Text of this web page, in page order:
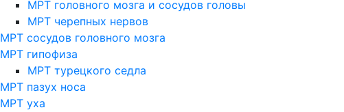
МРТ головного мозга и сосудов головы
МРТ черепных нервов
МРТ сосудов головного мозга
МРТ гипофиза
МРТ турецкого седла
МРТ пазух носа
МРТ уха